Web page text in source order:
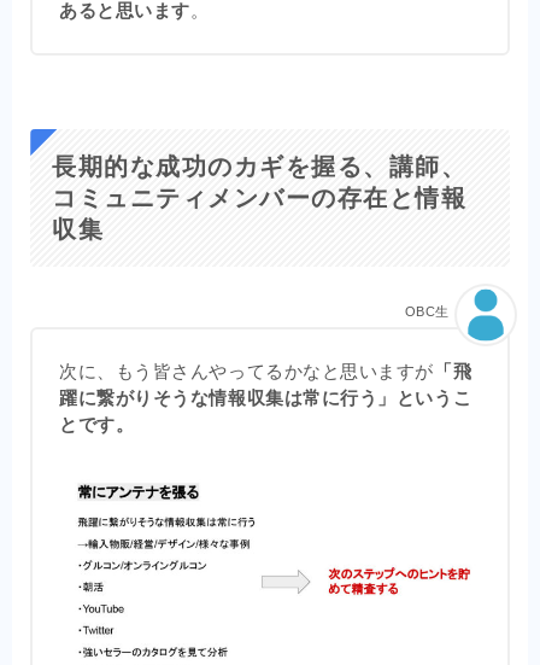
あると思います。
長期的な成功のカギを握る、講師、
コミュニティメンバーの存在と情報
収集
次に、もう皆さんやってるかなと思いますが 「飛
躍に繋がりそうな情報収集は常に行う」というこ
とです。
OBC生